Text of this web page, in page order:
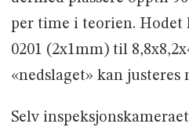
per time i teorien. Hodet
0201 (2x1mm) til
«nedslaget» kan justeres
Selv